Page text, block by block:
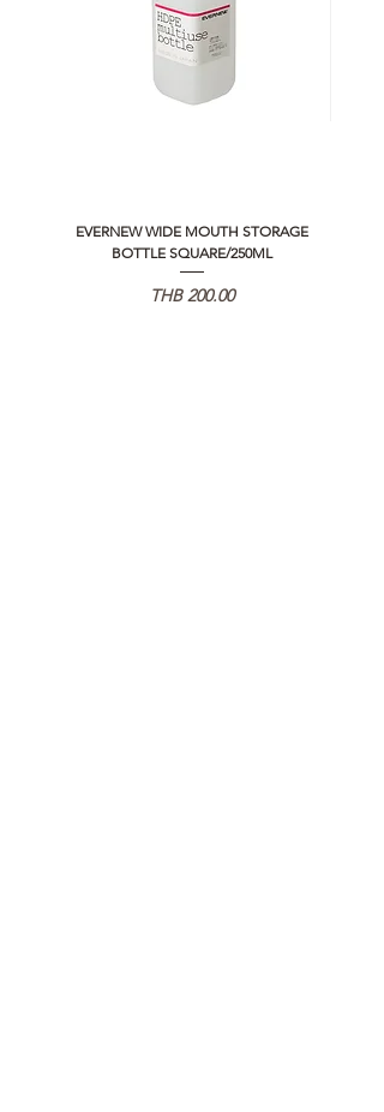
EVERNEW WIDE MOUTH STORAGE
BOTTLE SQUARE/250ML
가격
THB 200.00